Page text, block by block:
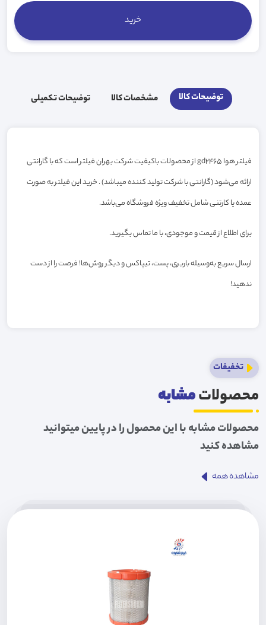
توضیحات کالا مشخصات کالا توضیحات تکمیلی
فیلتر هوا gd2465 از محصولات باکیفیت شرکت بهران فیلتر است که با گارانتی
ارائه می‌شود (گارانتی با شرکت تولید کننده میباشد) . خرید این فیلتر به صورت
عمده یا کارتنی شامل تخفیف ویژه فروشگاه می‌باشد.
برای اطلاع از قیمت و موجودی، با ما تماس بگیرید.
ارسال سریع به‌وسیله باربری، پست، تیپاکس و دیگر روش‌ها! فرصت را از دست
ندهید!
تخفیفات
محصولاتمشابه
محصولات مشابه با این محصول را در پایین میتوانید
مشاهده کنید
مشاهده همه